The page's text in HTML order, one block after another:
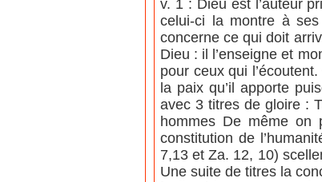
v. 1 : Dieu est l’auteur
celui-ci la montre à
concerne ce qui doit
Dieu : il l’enseigne et
pour ceux qui
la paix qu’il apporte
avec 3 titres de gloire :
hommes De même on
constitution de
7,13 et Za. 12, 10)
Une suite de titres la